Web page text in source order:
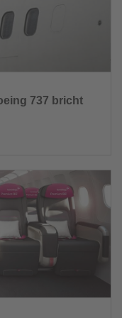
737 bricht